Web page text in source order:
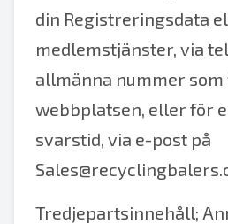
din Registreringsdata
medlemstjänster, via
allmänna nummer som
webbplatsen, eller för
svarstid, via e-post på
Tredjepartsinnehåll;